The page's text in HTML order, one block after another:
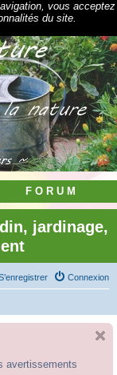
vous acceptez
du site.
F O R U M
jardinage,
Connexion
avertissements